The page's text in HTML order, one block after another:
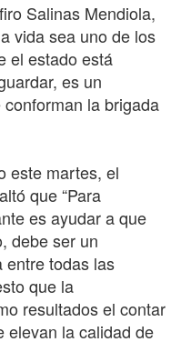
Salinas Mendiola,
vida sea uno de los
el estado está
es un
la brigada
este martes, el
que “Para
es ayudar a que
debe ser un
entre todas las
que la
resultados el contar
elevan la calidad de